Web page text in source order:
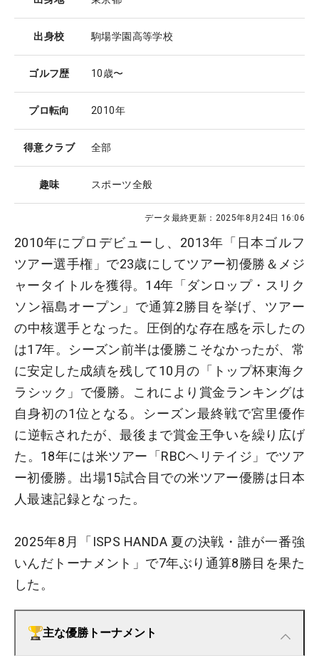
出身校 駒場学園高等学校
ゴルフ歴 10歳〜
プロ転向 2010年
得意クラブ 全部
趣味 スポーツ全般
データ最終更新： 2025年8月24日 16:06
2010年にプロデビューし、2013年「日本ゴルフ
ツアー選手権」で23歳にしてツアー初優勝＆メジ
ャータイトルを獲得。14年「ダンロップ・スリク
ソン福島オープン」で通算2勝目を挙げ、ツアー
の中核選手となった。圧倒的な存在感を示したの
は17年。シーズン前半は優勝こそなかったが、常
に安定した成績を残して10月の「トップ杯東海ク
ラシック」で優勝。これにより賞金ランキングは
自身初の1位となる。シーズン最終戦で宮里優作
に逆転されたが、最後まで賞金王争いを繰り広げ
た。18年には米ツアー「RBCヘリテイジ」でツア
ー初優勝。出場15試合目での米ツアー優勝は日本
人最速記録となった。
2025年8月「ISPS HANDA 夏の決戦・誰が一番強
いんだトーナメント」で7年ぶり通算8勝目を果た
した。
主な優勝トーナメント